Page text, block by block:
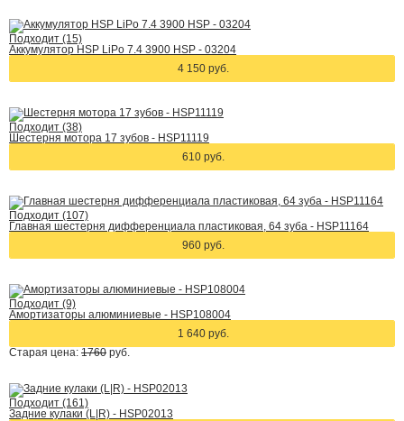
Подходит (15)
Аккумулятор HSP LiPo 7.4 3900 HSP - 03204
4 150 руб.
Подходит (38)
Шестерня мотора 17 зубов - HSP11119
610 руб.
Подходит (107)
Главная шестерня дифференциала пластиковая, 64 зуба - HSP11164
960 руб.
Подходит (9)
Амортизаторы алюминиевые - HSP108004
1 640 руб.
Старая цена: 1760 руб.
Подходит (161)
Задние кулаки (L|R) - HSP02013